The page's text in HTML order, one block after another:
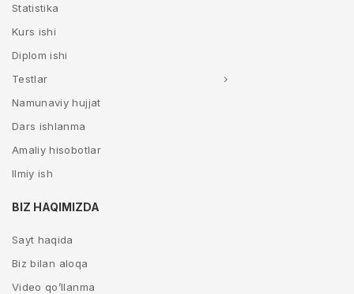
Statistika
Kurs ishi
Diplom ishi
Testlar
Namunaviy hujjat
Dars ishlanma
Amaliy hisobotlar
Ilmiy ish
BIZ HAQIMIZDA
Sayt haqida
Biz bilan aloqa
Video qo’llanma